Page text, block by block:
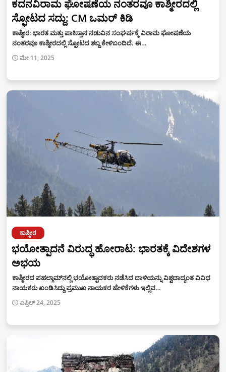
ಕದನವಿರಾಮ ಘೋಷಣೆಯ ನಂತರವೂ ಕಾಶ್ಮೀರದಲ್ಲಿ
ಸ್ಫೋಟದ ಸದ್ದು: CM ಒಮರ್ ಕಿಡಿ
ಕಾಶ್ಮೀರ: ಭಾರತ ಮತ್ತು ಪಾಕಿಸ್ತಾನ ನಡುವಿನ ಸಂಘರ್ಷಕ್ಕೆ ವಿರಾಮ ಘೋಷಣೆಯ
ನಂತರವೂ ಕಾಶ್ಮೀರದಲ್ಲಿ ಸ್ಫೋಟದ ಶಬ್ದ ಕೇಳಿಬಂದಿದೆ. ಈ…
ಮೇ 11, 2025
ಕಾಶ್ಮೀರ
ಭಯೋತ್ಪಾದನೆ ವಿರುದ್ಧ ಹೋರಾಟ: ಭಾರತಕ್ಕೆ ವಿದೇಶಗಳ
ಅಭಯ
ಕಾಶ್ಮೀರದ ಪಹಲ್ಗಾಮ್‌ನಲ್ಲಿ ಭಯೋತ್ಪಾದಕರು ನಡೆಸಿದ ದಾಳಿಯನ್ನು ವಿಶ್ವದಾದ್ಯಂತ ವಿವಿಧ
ನಾಯಕರು ಖಂಡಿಸಿದ್ದು ಪ್ರಮುಖ ನಾಯಕರ ಹೇಳಿಕೆಗಳು ಇಲ್ಲಿವ…
ಏಪ್ರಿಲ್ 24, 2025